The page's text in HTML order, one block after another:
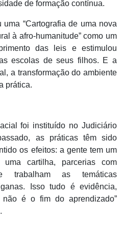
de formação contínua.
“Cartografia de uma nova
à afro-humanitude” como um
das leis e estimulou
escolas de seus filhos. E a
a transformação do ambiente
prática.
foi instituído no Judiciário
as práticas têm sido
os efeitos: a gente tem um
cartilha, parcerias com
trabalham as temáticas
Isso tudo é evidência,
é o fim do aprendizado”